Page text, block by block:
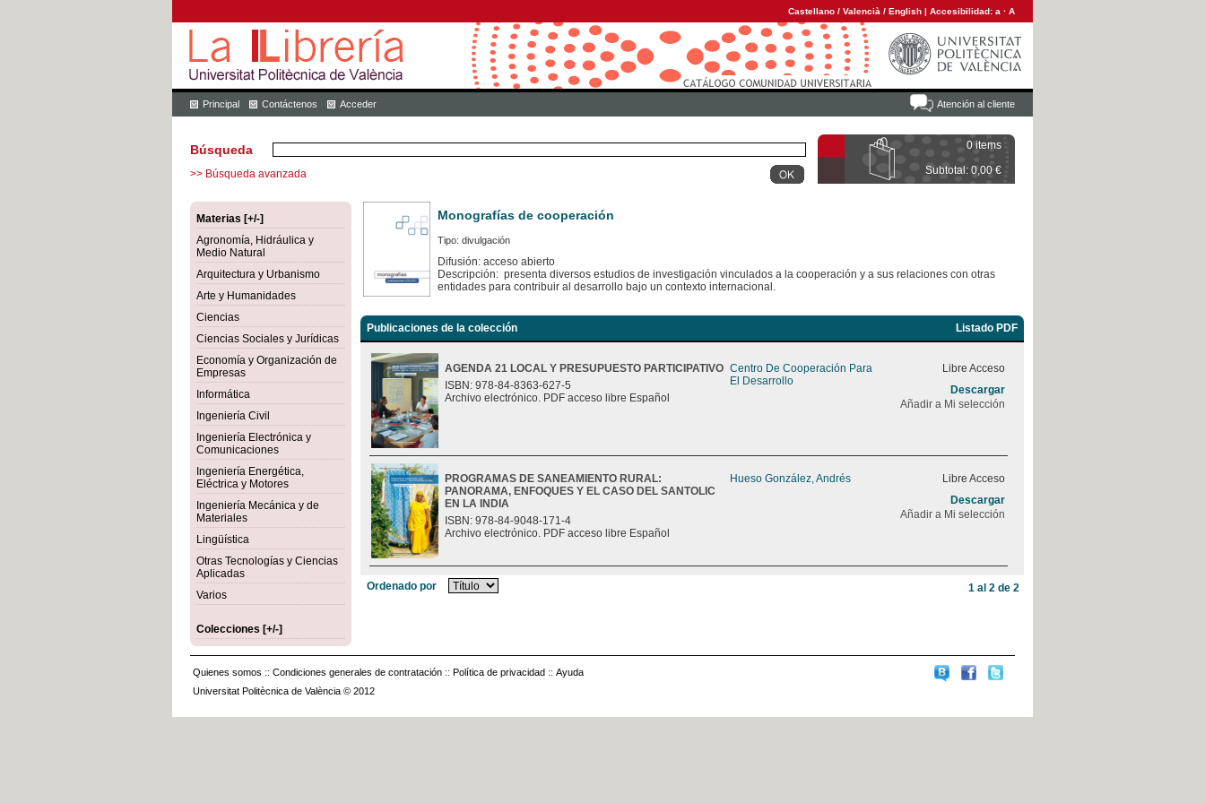
Castellano / Valencià / English | Accesibilidad: a · A
Atención al cliente
Principal Contáctenos Acceder
0 items
Subtotal: 0,00 €
Búsqueda
>> Búsqueda avanzada
Materias [+/-]
Agronomía, Hidráulica y
Medio Natural
Arquitectura y Urbanismo
Arte y Humanidades
Ciencias
Ciencias Sociales y Jurídicas
Economía y Organización de
Empresas
Informática
Ingeniería Civil
Ingeniería Electrónica y
Comunicaciones
Ingeniería Energética,
Eléctrica y Motores
Ingeniería Mecánica y de
Materiales
Lingüística
Otras Tecnologías y Ciencias
Aplicadas
Varios
Colecciones [+/-]
Monografías de cooperación
Tipo: divulgación
Difusión: acceso abierto
Descripción: presenta diversos estudios de investigación vinculados a la cooperación y a sus relaciones con otras
entidades para contribuir al desarrollo bajo un contexto internacional.
Publicaciones de la colección Listado PDF
AGENDA 21 LOCAL Y PRESUPUESTO PARTICIPATIVO
ISBN: 978-84-8363-627-5
Archivo electrónico. PDF acceso libre Español
Centro De Cooperación Para
El Desarrollo
Libre Acceso
Descargar
Añadir a Mi selección
PROGRAMAS DE SANEAMIENTO RURAL:
PANORAMA, ENFOQUES Y EL CASO DEL SANTOLIC
EN LA INDIA
ISBN: 978-84-9048-171-4
Archivo electrónico. PDF acceso libre Español
Hueso González, Andrés
Libre Acceso
Descargar
Añadir a Mi selección
Ordenado por 1 al 2 de 2
Quienes somos :: Condiciones generales de contratación :: Política de privacidad :: Ayuda
Universitat Politècnica de València © 2012